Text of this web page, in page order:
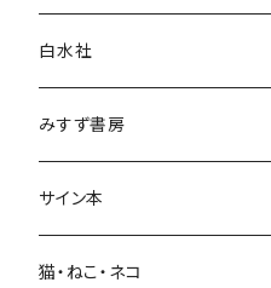
言語・ことば
白水社
みすず書房
サイン本
猫・ねこ・ネコ